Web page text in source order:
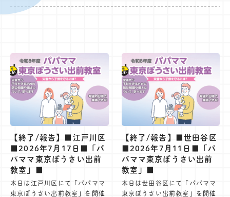
【終了/報告】■江戸川区
■2026年7月17日■「パ
パママ東京ぼうさい出前
教室」■
本日は江戸川区にて「パパママ
東京ぼうさい出前教室」を開催
【終了/報告】■世田谷区
■2026年7月11日■「パ
パママ東京ぼうさい出前
教室」■
本日は世田谷区にて「パパママ
東京ぼうさい出前教室」を開催